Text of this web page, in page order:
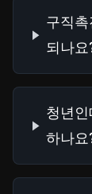
구직
되나요
청년
하나요